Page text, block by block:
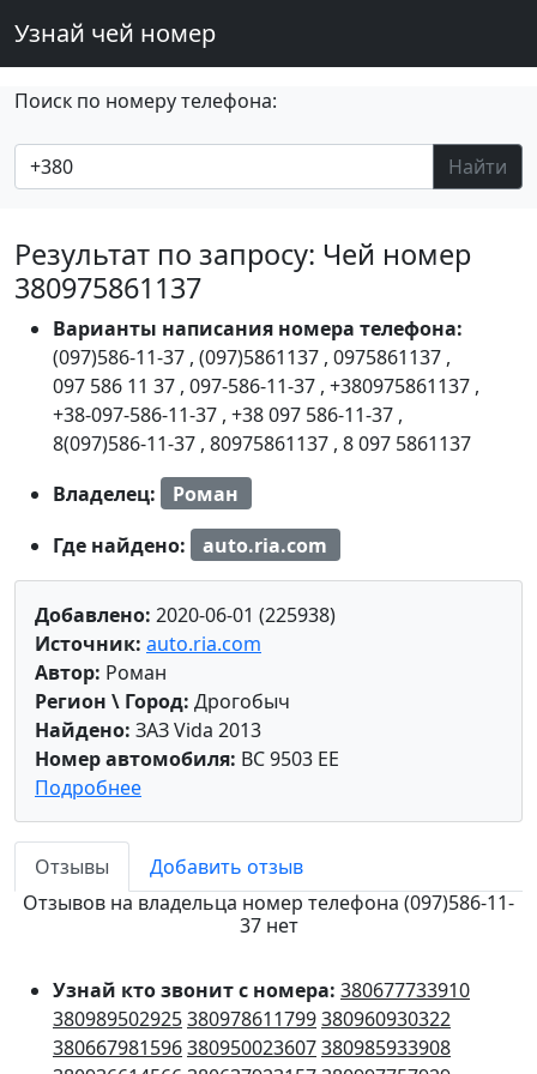
Узнай чей номер
Поиск по номеру телефона:
Найти
Результат по запросу: Чей номер
380975861137
Варианты написания номера телефона:
(097)586-11-37 , (097)5861137 , 0975861137 ,
097 586 11 37 , 097-586-11-37 , +380975861137 ,
+38-097-586-11-37 , +38 097 586-11-37 ,
8(097)586-11-37 , 80975861137 , 8 097 5861137
Владелец:
Роман
Где найдено:
auto.ria.com
Добавлено: 2020-06-01 (225938)
Источник: auto.ria.com
Автор: Роман
Регион \ Город: Дрогобыч
Найдено: ЗАЗ Vida 2013
Номер автомобиля: BC 9503 EE
Подробнее
Отзывы
Добавить отзыв
Отзывов на владельца номер телефона (097)586-11-
37 нет
Узнай кто звонит с номера: 380677733910
380989502925380978611799380960930322
380667981596380950023607380985933908